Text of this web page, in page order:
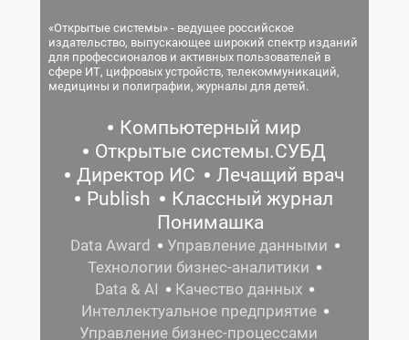
«Открытые системы» - ведущее российское
издательство, выпускающее широкий спектр изданий
для профессионалов и активных пользователей в
сфере ИТ, цифровых устройств, телекоммуникаций,
медицины и полиграфии, журналы для детей.
Компьютерный мир
Открытые системы.СУБД
Директор ИС
Лечащий врач
Publish
Классный журнал
Понимашка
Data Award
Управление данными
Технологии бизнес-аналитики
Data & AI
Качество данных
Интеллектуальное предприятие
Управление бизнес-процессами